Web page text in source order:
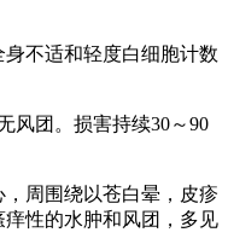
不适和轻度白细胞计数
风团。损害持续30～90
周围绕以苍白晕，皮疹
性的水肿和风团，多见